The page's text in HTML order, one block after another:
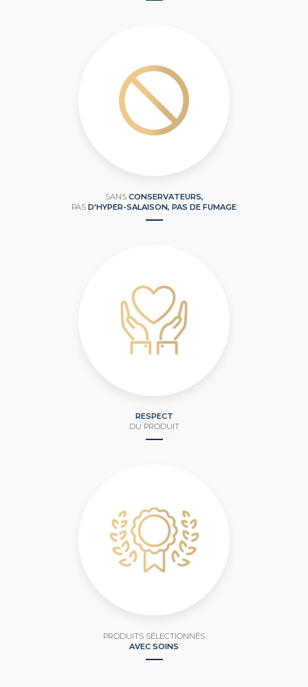
SANS CONSERVATEURS,
PAS D'HYPER-SALAISON, PAS DE FUMAGE
RESPECT
DU PRODUIT
PRODUITS SÉLECTIONNÉS
AVEC SOINS